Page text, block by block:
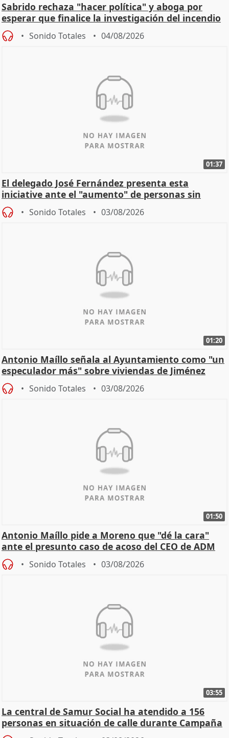
Sabrido rechaza "hacer política" y aboga por
esperar que finalice la investigación del incendio
Sonido Totales 04/08/2026
01:37
El delegado José Fernández presenta esta
iniciative ante el "aumento" de personas sin
hogar en Madri
Sonido Totales 03/08/2026
01:20
Antonio Maíllo señala al Ayuntamiento como "un
especulador más" sobre viviendas de Jiménez
Becerril
Sonido Totales 03/08/2026
01:50
Antonio Maíllo pide a Moreno que "dé la cara"
ante el presunto caso de acoso del CEO de ADM
Sonido Totales 03/08/2026
03:55
La central de Samur Social ha atendido a 156
personas en situación de calle durante Campaña
de Calor